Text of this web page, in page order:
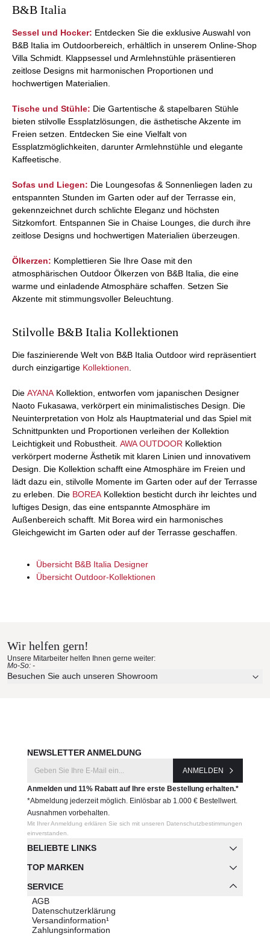
B&B Italia
Sessel und Hocker: Entdecken Sie die exklusive Auswahl von
B&B Italia im Outdoorbereich, erhältlich in unserem Online-Shop
Villa Schmidt. Klappsessel und Armlehnstühle präsentieren
zeitlose Designs mit harmonischen Proportionen und
hochwertigen Materialien.
Tische und Stühle: Die Gartentische & stapelbaren Stühle
bieten stilvolle Essplatzlösungen, die ästhetische Akzente im
Freien setzen. Entdecken Sie eine Vielfalt von
Essplatzmöglichkeiten, darunter Armlehnstühle und elegante
Kaffeetische.
Sofas und Liegen: Die Loungesofas & Sonnenliegen laden zu
entspannten Stunden im Garten oder auf der Terrasse ein,
gekennzeichnet durch schlichte Eleganz und höchsten
Sitzkomfort. Entspannen Sie in Chaise Lounges, die durch ihre
zeitlose Designs und hochwertigen Materialien überzeugen.
Ölkerzen: Komplettieren Sie Ihre Oase mit den
atmosphärischen Outdoor Ölkerzen von B&B Italia, die eine
warme und einladende Atmosphäre schaffen. Setzen Sie
Akzente mit stimmungsvoller Beleuchtung.
Stilvolle B&B Italia Kollektionen
Die faszinierende Welt von B&B Italia Outdoor wird repräsentiert
durch einzigartige Kollektionen
Die AYANA Kollektion, entworfen vom japanischen Designer
Naoto Fukasawa, verkörpert ein minimalistisches Design. Die
Neuinterpretation von Holz als Hauptmaterial und das Spiel mit
Schnittpunkten und Proportionen verleihen der Kollektion
Leichtigkeit und Robustheit. AWA OUTDOOR Kollektion
verkörpert moderne Ästhetik mit klaren Linien und innovativem
Design. Die Kollektion schafft eine Atmosphäre im Freien und
lädt dazu ein, stilvolle Momente im Garten oder auf der Terrasse
zu erleben. Die BOREA Kollektion besticht durch ihr leichtes und
luftiges Design, das eine entspannte Atmosphäre im
Außenbereich schafft. Mit Borea wird ein harmonisches
Gleichgewicht im Garten oder auf der Terrasse geschaffen.
Übersicht B&B Italia Designer
Übersicht Outdoor-Kollektionen
Wir helfen gern!
Unsere Mitarbeiter helfen Ihnen gerne weiter:
Mo-So: -
Besuchen Sie auch unseren Showroom
BELIEBTE LINKS
TOP MARKEN
SERVICE
AGB
Datenschutzerklärung
Versandinformation¹
Zahlungsinformation
NEWSLETTER ANMELDUNG
ANMELDEN
Anmelden und 11% Rabatt auf Ihre erste Bestellung erhalten.*
*Abmeldung jederzeit möglich. Einlösbar ab 1.000 € Bestellwert.
Ausnahmen vorbehalten.
Mit Ihrer Anmeldung erklären Sie sich mit unseren Datenschutzbestimmungen
einverstanden.